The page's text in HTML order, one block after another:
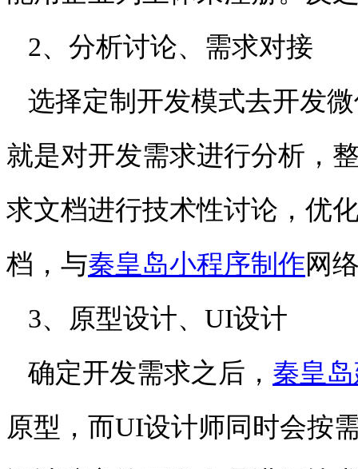
2、分析讨论、需求对接
选择定制开发模式去开发
就是对开发需求进行分析，
求文档进行技术性讨论，优
档，与秦皇岛小程序制作网
3、原型设计、UI设计
确定开发需求之后， 秦皇
原型，而UI设计师同时会按